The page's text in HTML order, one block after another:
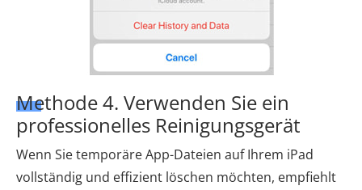
Methode 4. Verwenden Sie ein
professionelles Reinigungsgerät
Wenn Sie temporäre App-Dateien auf Ihrem iPad
vollständig und effizient löschen möchten, empfiehlt